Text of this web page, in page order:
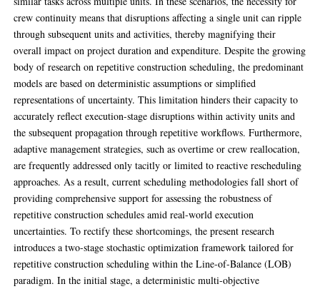
crew continuity means that disruptions affecting a single unit can ripple
through subsequent units and activities, thereby magnifying their
overall impact on project duration and expenditure. Despite the growing
body of research on repetitive construction scheduling, the predominant
models are based on deterministic assumptions or simplified
representations of uncertainty. This limitation hinders their capacity to
accurately reflect execution-stage disruptions within activity units and
the subsequent propagation through repetitive workflows. Furthermore,
adaptive management strategies, such as overtime or crew reallocation,
are frequently addressed only tacitly or limited to reactive rescheduling
approaches. As a result, current scheduling methodologies fall short of
providing comprehensive support for assessing the robustness of
repetitive construction schedules amid real-world execution
uncertainties. To rectify these shortcomings, the present research
introduces a two-stage stochastic optimization framework tailored for
repetitive construction scheduling within the Line-of-Balance (LOB)
paradigm. In the initial stage, a deterministic multi-objective